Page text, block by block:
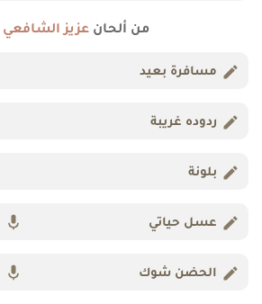
من ألحان عزيز الشافعي
مسافرة بعيد
ردوده غريبة
بلونة
عسل حياتي
الحضن شوك